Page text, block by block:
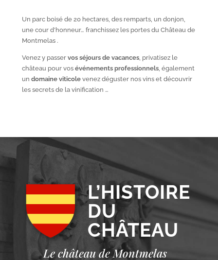
Un parc boisé de 20 hectares, des remparts, un donjon,
une cour d’honneur… franchissez les portes du Château de
Montmelas .
Venez y passer vos séjours de vacances, privatisez le
château pour vos événements professionnels, également
un domaine viticolevenez déguster nos vins et découvrir
les secrets de la vinification …
L’HISTOIRE
DU
CHÂTEAU
Le château de Montmelas